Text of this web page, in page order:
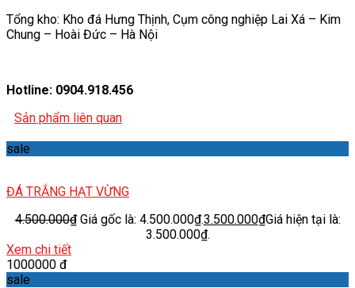
Tổng kho: Kho đá Hưng Thịnh, Cụm công nghiệp Lai Xá – Kim
Chung – Hoài Đức – Hà Nội
Hotline: 0904.918.456
Sản phẩm liên quan
sale
ĐÁ TRẮNG HẠT VỪNG
4.500.000₫ Giá gốc là: 4.500.000₫.3.500.000₫Giá hiện tại là:
3.500.000₫.
Xem chi tiết
1000000 đ
sale